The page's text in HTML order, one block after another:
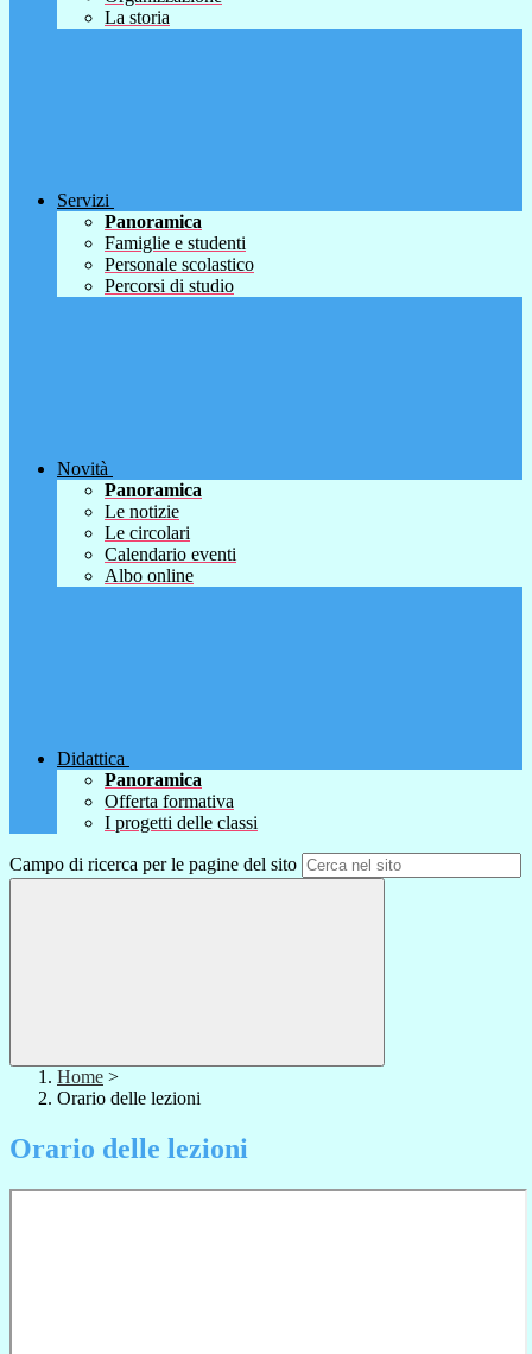
La storia
Servizi
Panoramica
Famiglie e studenti
Personale scolastico
Percorsi di studio
Novità
Panoramica
Le notizie
Le circolari
Calendario eventi
Albo online
Didattica
Panoramica
Offerta formativa
I progetti delle classi
Campo di ricerca per le pagine del sito
Home >
Orario delle lezioni
Orario delle lezioni